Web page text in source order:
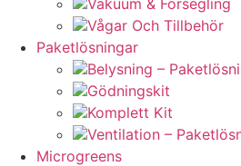
Vågar Och Tillbehör
Paketlösningar
Belysning –
Gödningskit
Komplett Kit
Ventilation –
Microgreens